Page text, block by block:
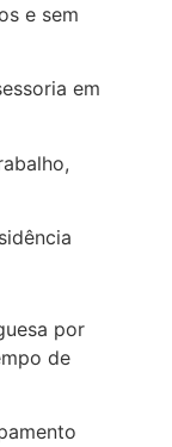
e sem
em
por
de